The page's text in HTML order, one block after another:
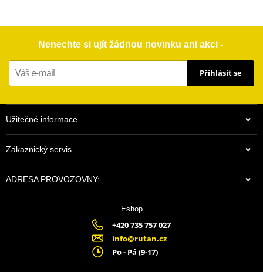
Nenechte si ujít žádnou novinku ani akci -
Přihlásit se
Užitečné informace
Zákaznický servis
ADRESA PROVOZOVNY:
Eshop
+420 735 757 027
info@rutan.cz
Po - Pá (9-17)